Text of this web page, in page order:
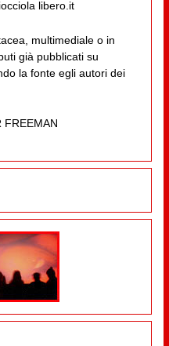
libero.it
multimediale o in
già pubblicati su
la fonte egli autori dei
FREEMAN